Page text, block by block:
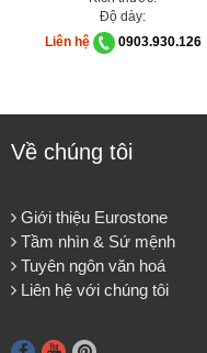
Độ dày:
Liên hệ
0903.930.126
Về chúng tôi
Giới thiệu Eurostone
Tầm nhìn & Sứ mệnh
Tuyên ngôn văn hoá
Liên hệ với chúng tôi